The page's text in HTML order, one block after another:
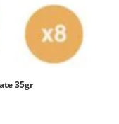
35gr